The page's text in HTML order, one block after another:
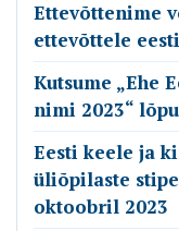
Ettevõttenime
ettevõttele
Kutsume „Ehe
nimi 2023“
Eesti keele ja
üliõpilaste
oktoobril 2023